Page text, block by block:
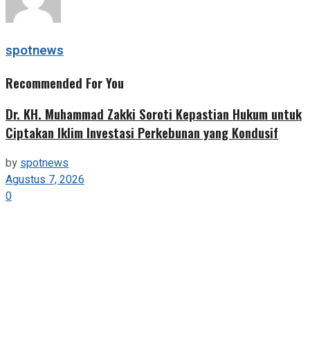
spotnews
Recommended For You
Dr. KH. Muhammad Zakki Soroti Kepastian Hukum untuk
Ciptakan Iklim Investasi Perkebunan yang Kondusif
byspotnews
Agustus 7, 2026
0